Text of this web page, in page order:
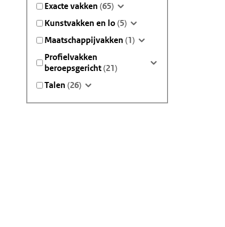
Exacte vakken (65)
Kunstvakken en lo(5)
Maatschappijvakken (1)
Profielvakken
beroepsgericht(21)
Talen (26)